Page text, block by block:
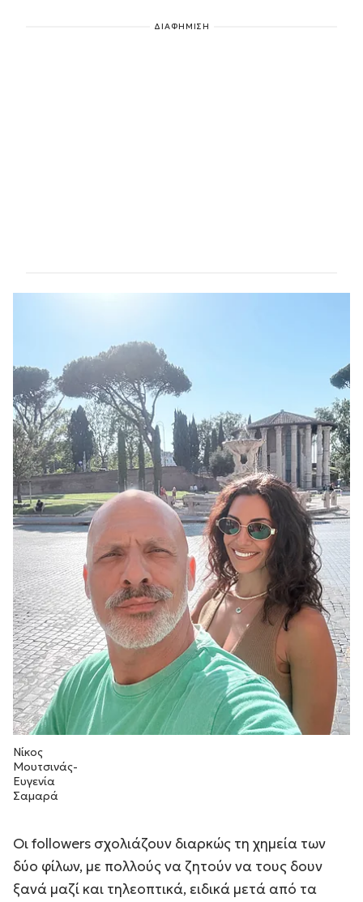
ΔΙΑΦΗΜΙΣΗ
Νίκος
Μουτσινάς-
Ευγενία
Σαμαρά
Οι followers σχολιάζουν διαρκώς τη χημεία των
δύο φίλων, με πολλούς να ζητούν να τους δουν
ξανά μαζί και τηλεοπτικά, ειδικά μετά από τα